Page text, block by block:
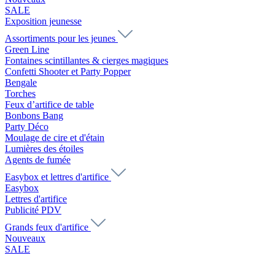
SALE
Exposition jeunesse
Assortiments pour les jeunes
Green Line
Fontaines scintillantes & cierges magiques
Confetti Shooter et Party Popper
Bengale
Torches
Feux d’artifice de table
Bonbons Bang
Party Déco
Moulage de cire et d'étain
Lumières des étoiles
Agents de fumée
Easybox et lettres d'artifice
Easybox
Lettres d'artifice
Publicité PDV
Grands feux d'artifice
Nouveaux
SALE